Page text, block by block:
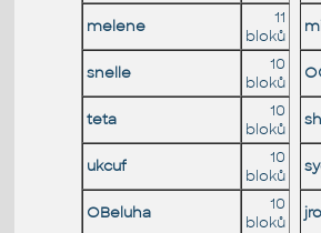
melene
11
bloků
snelle
10
bloků
teta
10
bloků
ukcuf
10
bloků
OBeluha
10
bloků